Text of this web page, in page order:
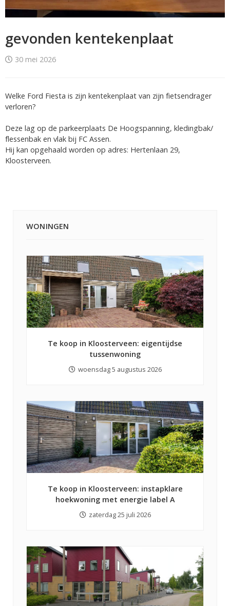
gevonden kentekenplaat
30 mei 2026
Welke Ford Fiesta is zijn kentekenplaat van zijn fietsendrager
verloren?
Deze lag op de parkeerplaats De Hoogspanning, kledingbak/
flessenbak en vlak bij FC Assen.
Hij kan opgehaald worden op adres: Hertenlaan 29,
Kloosterveen.
WONINGEN
Te koop in Kloosterveen: eigentijdse
tussenwoning
woensdag 5 augustus 2026
Te koop in Kloosterveen: instapklare
hoekwoning met energie label A
zaterdag 25 juli 2026